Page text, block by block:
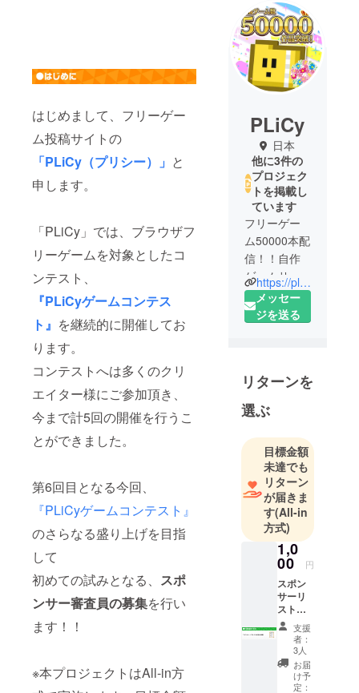
はじめまして、フリーゲー
ム投稿サイトの
「PLiCy（プリシー）」 と
申します。
「PLiCy」では、ブラウザフ
リーゲームを対象としたコ
ンテスト、
『PLiCyゲームコンテス
ト』 を継続的に開催してお
ります。
コンテストへは多くのクリ
エイター様にご参加頂き、
今まで計5回の開催を行うこ
とができました。
第6回目となる今回、
『PLiCyゲームコンテスト』
のさらなる盛り上げを目指
して
初めての試みとなる、 スポ
ンサー審査員の募集を行い
ます！！
※本プロジェクトはAll-in方
PLiCy
日本
他に3件の
プロジェク
トを掲載し
ています
フリーゲー
ム50000本配
信！！自作
ゲームサイ
トPLiCyの公
式アカウン
https://plicy.net
メッセー
ジを送る
リターンを
選ぶ
目標金額
未達でも
リターン
が届きま
す(All-in
方式)
1,0
00 円
スポン
サーリ
ストに
お名前
を掲載
※支援
時、必
ず備考
欄に
支援
者：
3人
お届
け予
定：